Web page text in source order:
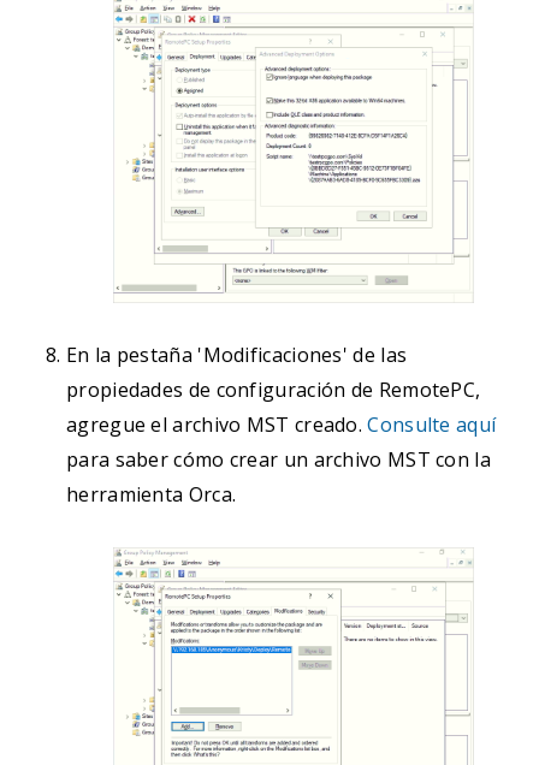
En la pestaña 'Modificaciones' de las
propiedades de configuración de RemotePC,
agregue el archivo MST creado.Consulte aquí
para saber cómo crear un archivo MST con la
herramienta Orca.